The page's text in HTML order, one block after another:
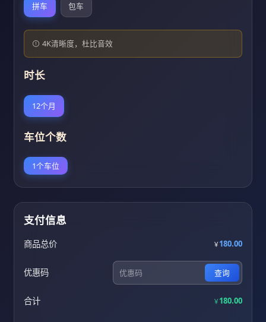
拼车 包车
4K清晰度，杜比音效
时长
12个月
车位个数
1个车位
支付信息
商品总价 ￥180.00
优惠码 查询
合计 ￥180.00